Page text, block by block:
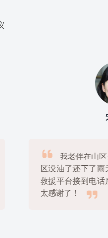

我老伴在山
区没油了还下了雨
救援平台接到电话
太感谢了！
